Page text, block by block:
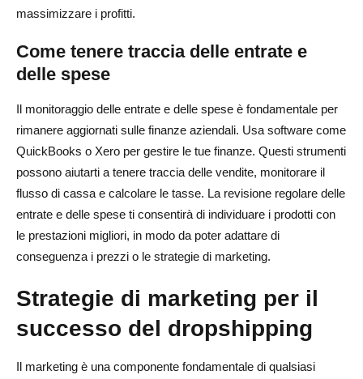
massimizzare i profitti.
Come tenere traccia delle entrate e
delle spese
Il monitoraggio delle entrate e delle spese è fondamentale per
rimanere aggiornati sulle finanze aziendali. Usa software come
QuickBooks o Xero per gestire le tue finanze. Questi strumenti
possono aiutarti a tenere traccia delle vendite, monitorare il
flusso di cassa e calcolare le tasse. La revisione regolare delle
entrate e delle spese ti consentirà di individuare i prodotti con
le prestazioni migliori, in modo da poter adattare di
conseguenza i prezzi o le strategie di marketing.
Strategie di marketing per il
successo del dropshipping
Il marketing è una componente fondamentale di qualsiasi